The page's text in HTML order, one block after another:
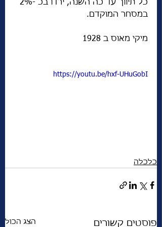
במסחר המוקדם.
מיקי מאוס ב 1928
https://youtu.be/hxf-UHuGobI
כלכלה
פוסטים קשורים הצג הכול